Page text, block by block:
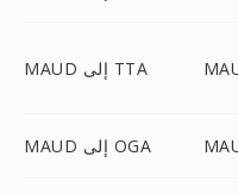
MAUD إلى TTA
MAUD إلى OGA